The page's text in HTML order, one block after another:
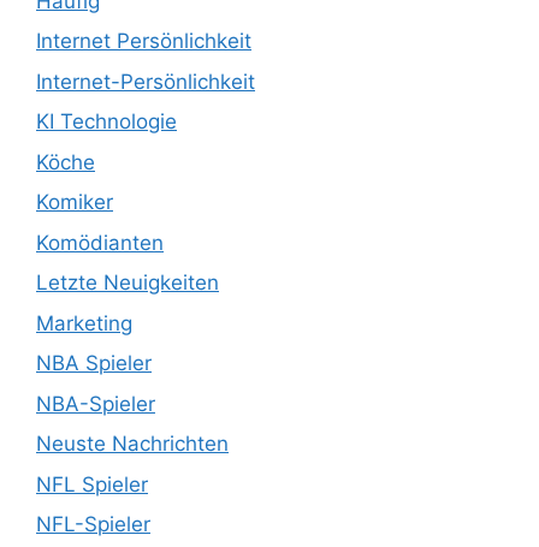
Internet Persönlichkeit
Internet-Persönlichkeit
KI Technologie
Köche
Komiker
Komödianten
Letzte Neuigkeiten
Marketing
NBA Spieler
NBA-Spieler
Neuste Nachrichten
NFL Spieler
NFL-Spieler